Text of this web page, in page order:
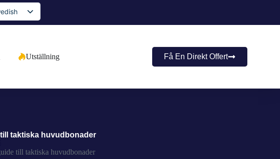
Utställning Få En Direkt Offert
taktiska huvudbonader
till taktiska huvudbonader